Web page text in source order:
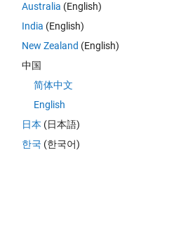
Geovane Gomes
le 26 Mar 2022
le 26 Mar 2022
Acceptée :
Australia (English)
India (English)
New Zealand (English)
中国
简体中文
English
日本 (日本語)
한국 (한국어)